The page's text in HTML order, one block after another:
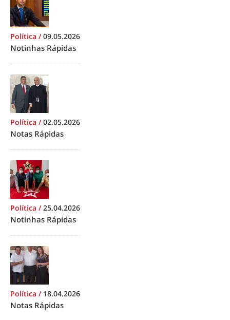
Política /09.05.2026
Notinhas Rápidas
Política /02.05.2026
Notas Rápidas
Política /25.04.2026
Notinhas Rápidas
Política / 18.04.2026
Notas Rápidas